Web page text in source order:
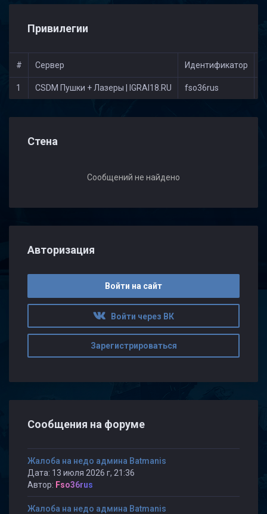
Привилегии
# Сервер Идентификатор
1 CSDM Пушки + Лазеры | IGRAI18.RU fso36rus
Стена
Сообщений не найдено
Авторизация
Войти на сайт
Войти через ВК
Зарегистрироваться
Сообщения на форуме
Жалоба на недо админа Batmanis
Дата: 13 июля 2026 г, 21:36
Автор: Fso36rus
Жалоба на недо админа Batmanis